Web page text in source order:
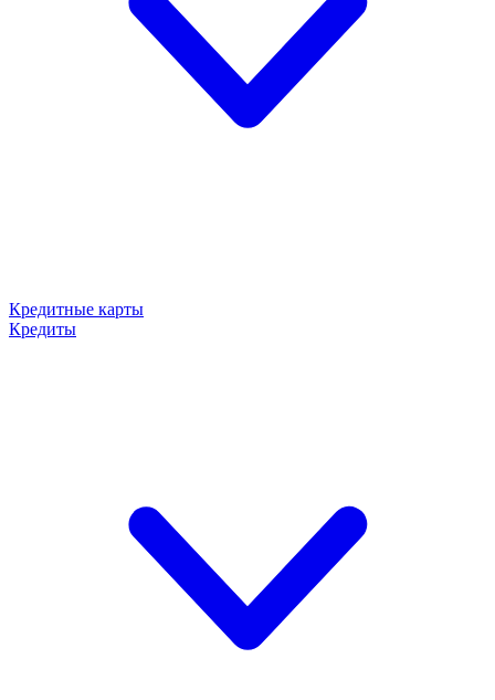
Кредитные карты
Кредиты